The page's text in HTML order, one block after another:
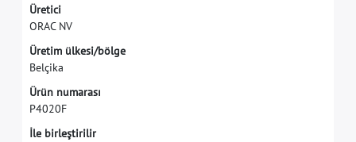
Üretici
ORAC NV
Üretim ülkesi/bölge
Belçika
Ürün numarası
P4020F
İle birleştirilir